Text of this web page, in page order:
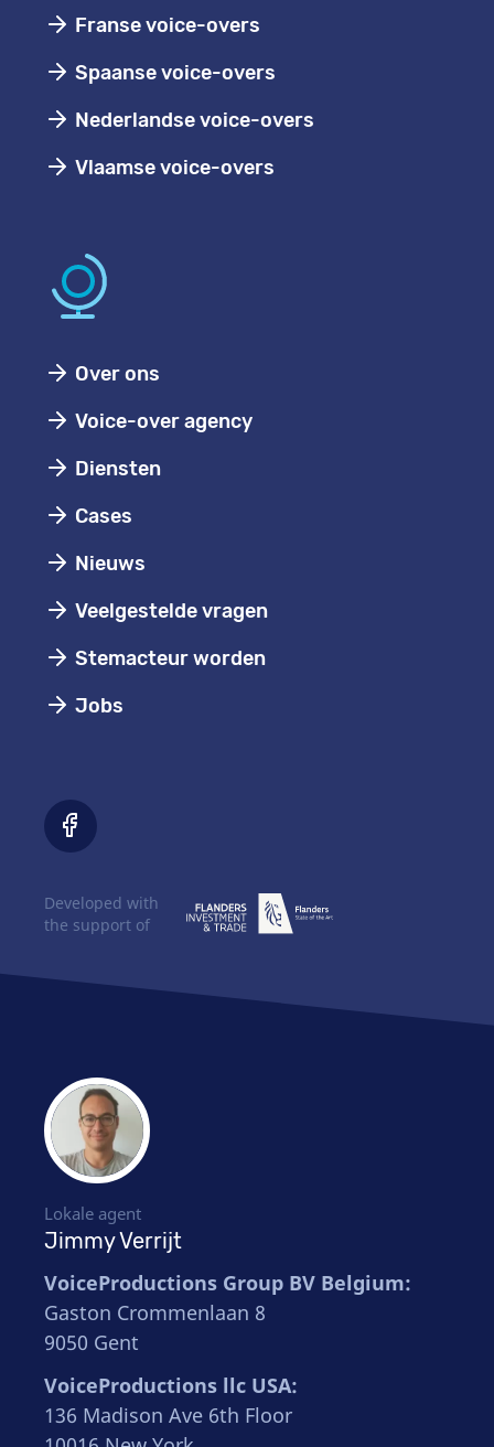
Franse voice-overs
Spaanse voice-overs
Nederlandse voice-overs
Vlaamse voice-overs
Over ons
Voice-over agency
Diensten
Cases
Nieuws
Veelgestelde vragen
Stemacteur worden
Jobs
Lokale agent
Jimmy Verrijt
VoiceProductions Group BV Belgium:
Gaston Crommenlaan 8
9050 Gent
VoiceProductions llc USA:
136 Madison Ave 6th Floor
Developed with
the support of